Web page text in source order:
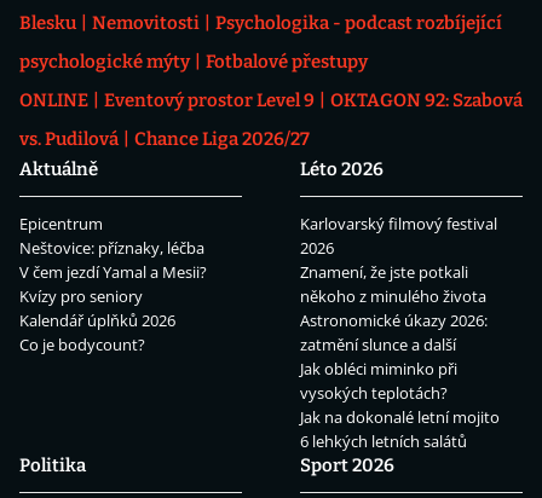
Blesku
Nemovitosti
Psychologika - podcast rozbíjející
psychologické mýty
Fotbalové přestupy
ONLINE
Eventový prostor Level 9
OKTAGON 92: Szabová
vs. Pudilová
Chance Liga 2026/27
Aktuálně
Epicentrum
Neštovice: příznaky, léčba
V čem jezdí Yamal a Mesii?
Kvízy pro seniory
Kalendář úplňků 2026
Co je bodycount?
Léto 2026
Karlovarský filmový festival
2026
Znamení, že jste potkali
někoho z minulého života
Astronomické úkazy 2026:
zatmění slunce a další
Jak obléci miminko při
vysokých teplotách?
Jak na dokonalé letní mojito
6 lehkých letních salátů
Politika
Sport 2026